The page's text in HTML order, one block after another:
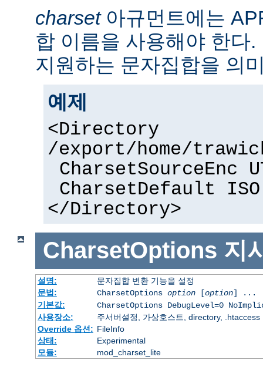
charset아규먼트에는
합 이름을 사용해야 한다
지원하는 문자집합을 의
예제
<Directory
/export/home/
CharsetSourceEnc
CharsetDefault
</Directory>
CharsetOptions 지
설명:
문자집합 변환 기능을 설정
문법:
CharsetOptions option[option] ...
기본값:
CharsetOptions DebugLevel=0
사용장소:
주서버설정, 가상호스트, directory, .htaccess
Override 옵션: FileInfo
상태:
Experimental
모듈:
mod_charset_lite